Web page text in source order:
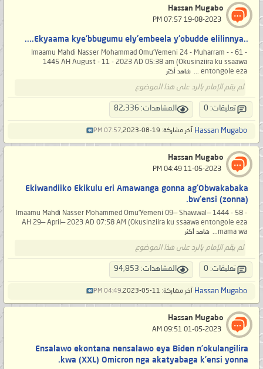
Hassan Mugabo
..Ekyaama kye'bbugumu ely'embeela y'obudde elilinnya....
- 61 - Imaamu Mahdi Nasser Mohammad Omu'Yemeni 24 - Muharram -
1445 AH August - 11 - 2023 AD 05:38 am (Okusinziira ku ssaawa
entongole eza ...
شاهد أكثر
لم يقم الإمام بالرد على هذا الموضوع
تعليقات: 0 المشاهدات: 82,336
Hassan Mugabo آخر مشاركة: 19-08-2023, 07:57 PM
Hassan Mugabo
Ekiwandiiko Ekikulu eri Amawanga gonna ag'Obwakabaka
bw'ensi (zonna).
- 58 - Imaamu Mahdi Nasser Mohammed Omu'Yemeni 09— Shawwal— 1444
AH 29— April— 2023 AD 07:58 AM (Okusinziira ku ssaawa entongole eza
mama wa...
شاهد أكثر
لم يقم الإمام بالرد على هذا الموضوع
تعليقات: 0 المشاهدات: 94,853
Hassan Mugabo آخر مشاركة: 11-05-2023, 04:49 PM
Hassan Mugabo
Ensalawo ekontana nensalawo eya Biden n’okulangilira
kwa (XXL) Omicron nga akatyabaga k’ensi yonna.